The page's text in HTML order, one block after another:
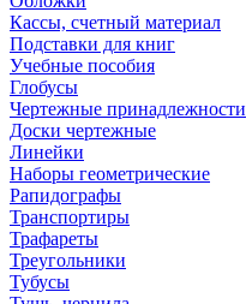
Кассы, счетный материал
Подставки для книг
Учебные пособия
Глобусы
Чертежные принадлежности
Доски чертежные
Линейки
Наборы геометрические
Рапидографы
Транспортиры
Трафареты
Треугольники
Тубусы